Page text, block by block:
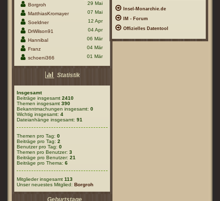
Borgroh
29 Mai
MatthiasKromayer
07 Mai
Soeldner
12 Apr
DrWilson91
04 Apr
Hannibal
06 Mär
Franz
04 Mär
schoeni366
01 Mär
Statistik
Insgesamt
Beiträge insgesamt 2410
Themen insgesamt 390
Bekanntmachungen insgesamt: 0
Wichtig insgesamt: 4
Dateianhänge insgesamt: 91
Themen pro Tag: 0
Beiträge pro Tag: 2
Benutzer pro Tag: 0
Themen pro Benutzer: 3
Beiträge pro Benutzer: 21
Beiträge pro Thema: 6
Mitglieder insgesamt 113
Unser neuestes Mitglied: Borgroh
Geburtstage
Insel-Monarchie.de
IM - Forum
Offizielles Datentool